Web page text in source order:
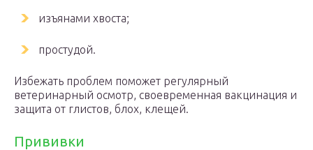
изъянами хвоста;
простудой.
Избежать проблем поможет регулярный
ветеринарный осмотр, своевременная вакцинация и
защита от глистов, блох, клещей.
Прививки